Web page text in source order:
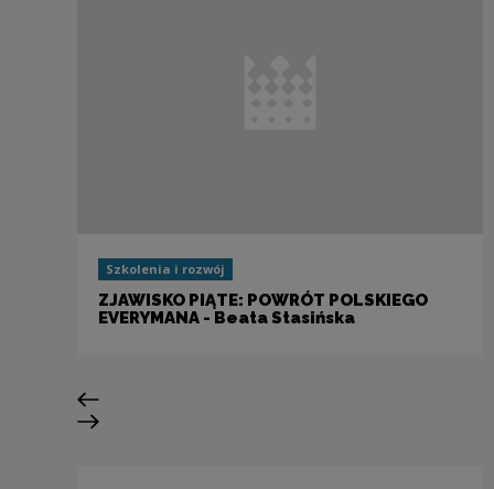
Szkolenia i rozwój
ZJAWISKO PIĄTE: POWRÓT POLSKIEGO
EVERYMANA - Beata Stasińska
Poprzedni slajd
Następny slajd